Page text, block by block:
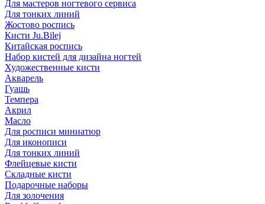
Для мастеров ногтевого сервиса
Для тонких линий
Жостово роспись
Кисти Ju.Bilej
Китайская роспись
Набор кистей для дизайна ногтей
Художественные кисти
Акварель
Гуашь
Темпера
Акрил
Масло
Для росписи миниатюр
Для иконописи
Для тонких линий
Флейцевые кисти
Складные кисти
Подарочные наборы
Для золочения